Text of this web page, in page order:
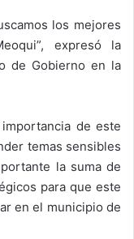
los mejores
expresó la
de Gobierno en la
de este
temas sensibles
la suma de
para que este
en el municipio de